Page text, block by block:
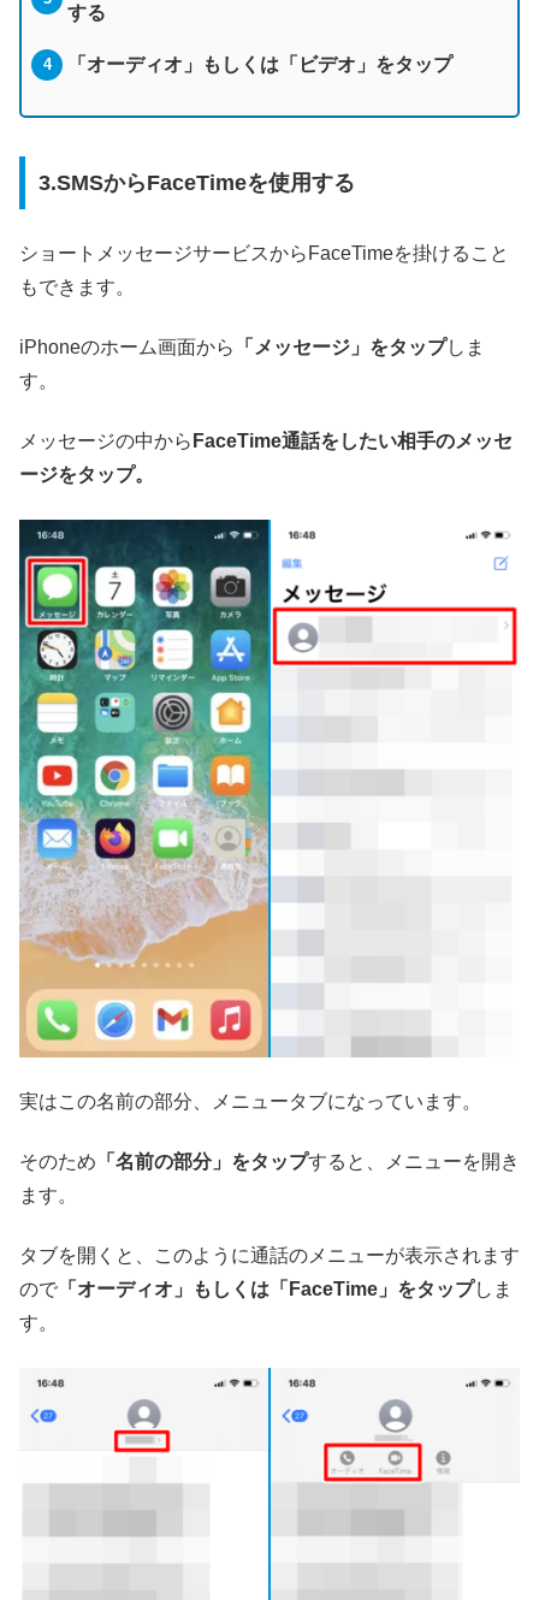
する
「オーディオ」もしくは「ビデオ」をタップ
3.SMSからFaceTimeを使用する
ショートメッセージサービスからFaceTimeを掛けること
もできます。
iPhoneのホーム画面から 「メッセージ」をタップしま
す。
メッセージの中から FaceTime通話をしたい相手のメッセ
ージをタップ。
実はこの名前の部分、メニュータブになっています。
そのため 「名前の部分」をタップすると、メニューを開き
ます。
タブを開くと、このように通話のメニューが表示されます
ので 「オーディオ」もしくは「FaceTime」をタップしま
す。